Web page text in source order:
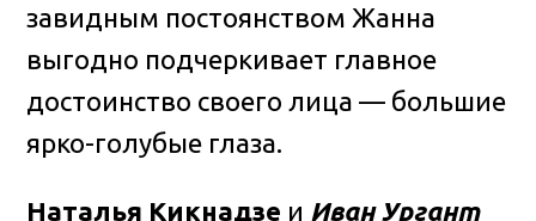
завидным постоянством Жанна
выгодно подчеркивает главное
достоинство своего лица — большие
ярко-голубые глаза.
Наталья Кикнадзе и Иван Ургант